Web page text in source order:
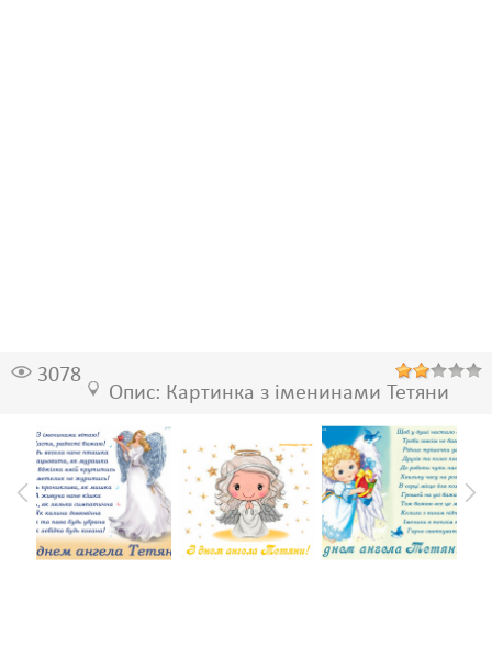
3078
Опис: Картинка з іменинами Тетяни